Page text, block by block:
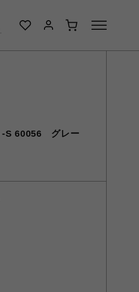
-S 60056 グレー